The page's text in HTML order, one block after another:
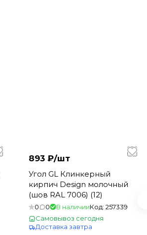
893 ₽/шт
Угол GL Клинкерный
кирпич Design молочный
(шов RAL 7006) (12)
0 0 В наличииКод: 257339
Самовывоз сегодня
Доставка завтра